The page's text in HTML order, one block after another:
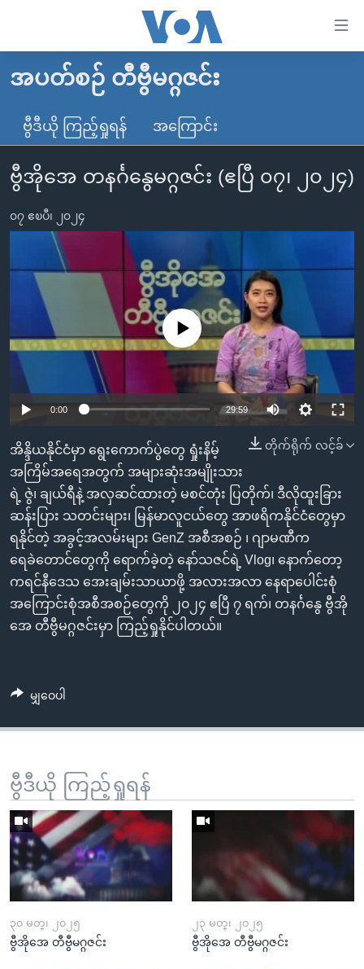
လွယ်ကူ
သည့်
Link
များ
ပင်မ
အကြောင်းအရာ
ပင်မ
ညွန်း
စာမျက်နှာ
ကျော်
ကြည့်
ရန်
ရှာဖွေ
ရန်
နေရာ
သို့
ကျော်
ရန်
မူလစာမျက်နှာ
မြန်မာ
ကမ္ဘာ့သတင်းများ
နိုင်ငံတကာ
တရုတ်
အစ္စရေး-ပါလက်စတိုင်း
ဗွီဒီယို
ရပ်ဝန်းတခု လမ်းတခု အလွန်
အင်္ဂလိပ်စာလေ့လာမယ်
အမေရိကန်သုံးအီဒီယံ
မကြေးမုံရဲ့ အင်္ဂလိပ်စာ
ရုပ်ရှင်ထဲက အင်္ဂလိပ်စာ
သုတပဒေသာ အင်္ဂလိပ်စာ
အပတ်စဉ်ကဏ္ဍများ
ရေဒီယို
တီဗွီ
ရေဒီယိုနှင့်ရုပ်သံ အချက်အလက်များ
ရေဒီယို/တီဗွီအစီအစဉ်
Learning English
ဘာသာစကားများ
အပတ်စဉ် တီဗွီမဂ္ဂဇင်း
ဗွီဒီယို ကြည့်ရှုရန် အကြောင်း
ဗွီအိုအေ တနင်္ဂနွေမဂ္ဂဇင်း (ဧပြီ ၀၇၊ ၂၀၂၄)
၀၇ ဧၿပီ၊ ၂၀၂၄
No media source currently available
0:00 29:59
တိုက်ရိုက် လင့်ခ်
အိန္ဒိယနိုင်ငံမှာ ရွေးကောက်ပွဲတွေ ရှုံးနိမ့်
အကြိမ်အရေအတွက် အများဆုံးအမျိုးသား
ရဲ့ ဇွဲ၊ ချယ်ရီနဲ့ အလှဆင်ထားတဲ့ မစင်တုံး ပြတိုက်၊ ဒီလိုထူးခြား
ဆန်းပြား သတင်းများ၊ မြန်မာလူငယ်တွေ အာဖရိကနိုင်ငံတွေမှာ
ရနိုင်တဲ့ အခွင့်အလမ်းများ GenZ အစီအစဉ် ၊ ဂျာမဏီက
ရေခဲတောင်တွေကို ရောက်ခဲ့တဲ့ နော်သဇင်ရဲ့ Vlog၊ နောက်တော့
ကရင်နီဒေသ အေးချမ်းသာယာဖို့ အလားအလာ နေရာပေါင်းစုံ
အကြောင်းစုံအစီအစဉ်တွေကို ၂၀၂၄ ဧပြီ ၇ ရက်၊ တနင်္ဂနွေ ဗွီအို
အေ တီဗွီမဂ္ဂဇင်းမှာ ကြည့်ရှုနိုင်ပါတယ်။
မျှဝေပါ
ဗွီဒီယို ကြည့်ရှုရန်
၃၀ မတ္၊ ၂၀၂၅
ဗွီအိုအေ တီဗွီမဂ္ဂဇင်း
၂၃ မတ္၊ ၂၀၂၅
ဗွီအိုအေ တီဗွီမဂ္ဂဇင်း